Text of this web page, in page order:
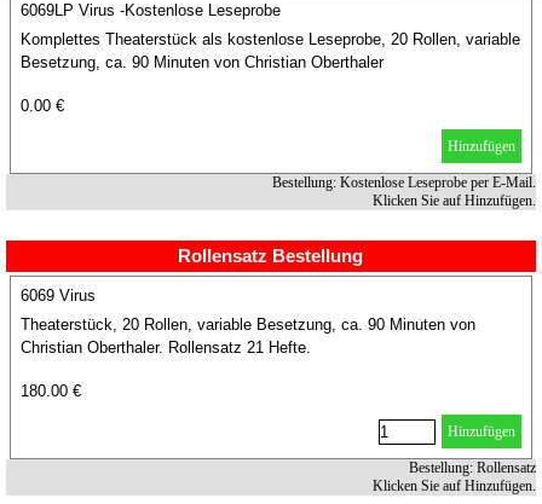
6069LP Virus -Kostenlose Leseprobe
Komplettes Theaterstück als kostenlose Leseprobe, 20 Rollen, variable
Besetzung, ca. 90 Minuten von Christian Oberthaler
0.00 €
Hinzufügen
Bestellung: Kostenlose Leseprobe per E-Mail.
Klicken Sie auf Hinzufügen.
Rollensatz Bestellung
6069 Virus
Theaterstück, 20 Rollen, variable Besetzung, ca. 90 Minuten von
Christian Oberthaler. Rollensatz 21 Hefte.
180.00 €
Hinzufügen
Bestellung: Rollensatz
Klicken Sie auf Hinzufügen.